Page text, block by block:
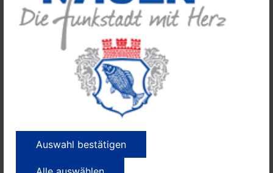
Auswahl bestätigen
Urgroßeltern-Alter seien, dass die meisten Kinder in
ihren Familien nicht kennen, sagt sie.
Und Jana Grimm ergänzt: „Durch das Patenschaft-
Projekt lernen die Kinder ein wenig das Mehr-
Generationen-Leben kennen, das es ja heutzutage
kaum mehr gibt.“
In der Wohngemeinschaft leben aktuell zehn Menschen
können dort, sofern sie dies wünschen, bis zu ihrem
Lebensende bleiben, soweit dies medizinisch möglich
ist. Es werden Aktivitäten angeboten, bei denen die